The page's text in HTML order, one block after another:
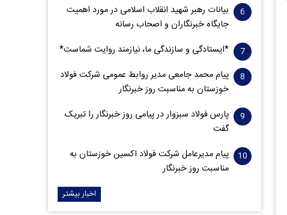
بیانات رهبر شهید انقلاب اسلامی در مورد اهمیت
جایگاه خبرنگاران و اصحاب رسانه
*ایستادگی و سازندگی ما، نیازمند روایت شماست*
پیام محمد جامعی مدیر روابط عمومی شرکت فولاد
خوزستان به مناسبت روز خبرنگار
پارس فولاد سبزوار در پیامی روز خبرنگار را تبریک
گفت
پیام مدیرعامل شرکت فولاد اکسین خوزستان به
مناسبت روز خبرنگار
اخبار بیشتر